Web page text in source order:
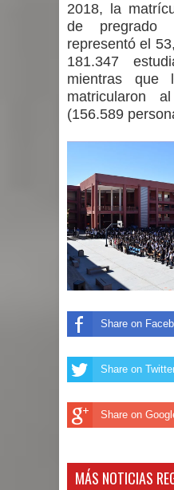
2018, la
de
representó el
181.347
mientras que
matricularon
(156.589
Share on
Share on
Share on
MÁS NOTICIAS